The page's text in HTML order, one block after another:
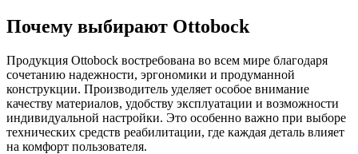
Почему выбирают Ottobock
Продукция Ottobock востребована во всем мире благодаря
сочетанию надежности, эргономики и продуманной
конструкции. Производитель уделяет особое внимание
качеству материалов, удобству эксплуатации и возможности
индивидуальной настройки. Это особенно важно при выборе
технических средств реабилитации, где каждая деталь влияет
на комфорт пользователя.